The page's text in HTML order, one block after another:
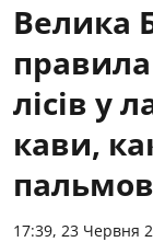
Велика
лісів у
кави,
17:39, 23 Червня